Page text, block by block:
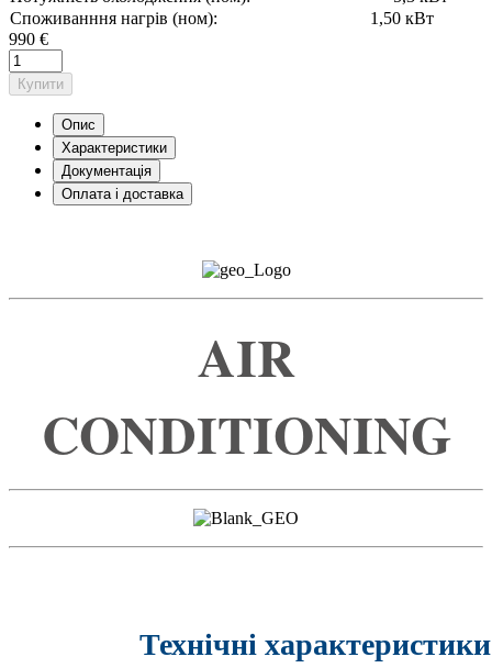
Споживанння нагрів (ном):
1,50 кВт
990 €
Купити
Опис
Характеристики
Документація
Оплата і доставка
AIR
CONDITIONING
Технічні